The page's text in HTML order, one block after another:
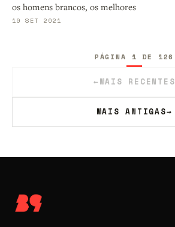
os homens brancos, os melhores
10 SET 2021
←MAIS RECENTES
PÁGINA 1 DE 126
MAIS ANTIGAS→